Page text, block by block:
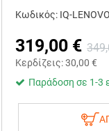
Κωδικός: IQ-
319,00 €
Κερδίζεις:30,00 €
Παράδοση σε 1-3